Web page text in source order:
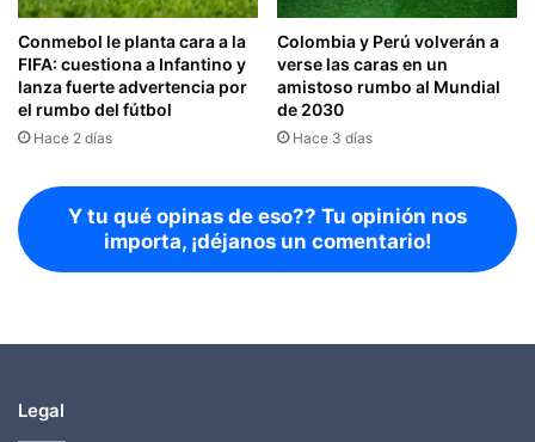
Conmebol le planta cara a la
FIFA: cuestiona a Infantino y
lanza fuerte advertencia por
el rumbo del fútbol
Hace 2 días
Colombia y Perú volverán a
verse las caras en un
amistoso rumbo al Mundial
de 2030
Hace 3 días
Y tu qué opinas de eso?? Tu opinión nos
importa, ¡déjanos un comentario!
Legal